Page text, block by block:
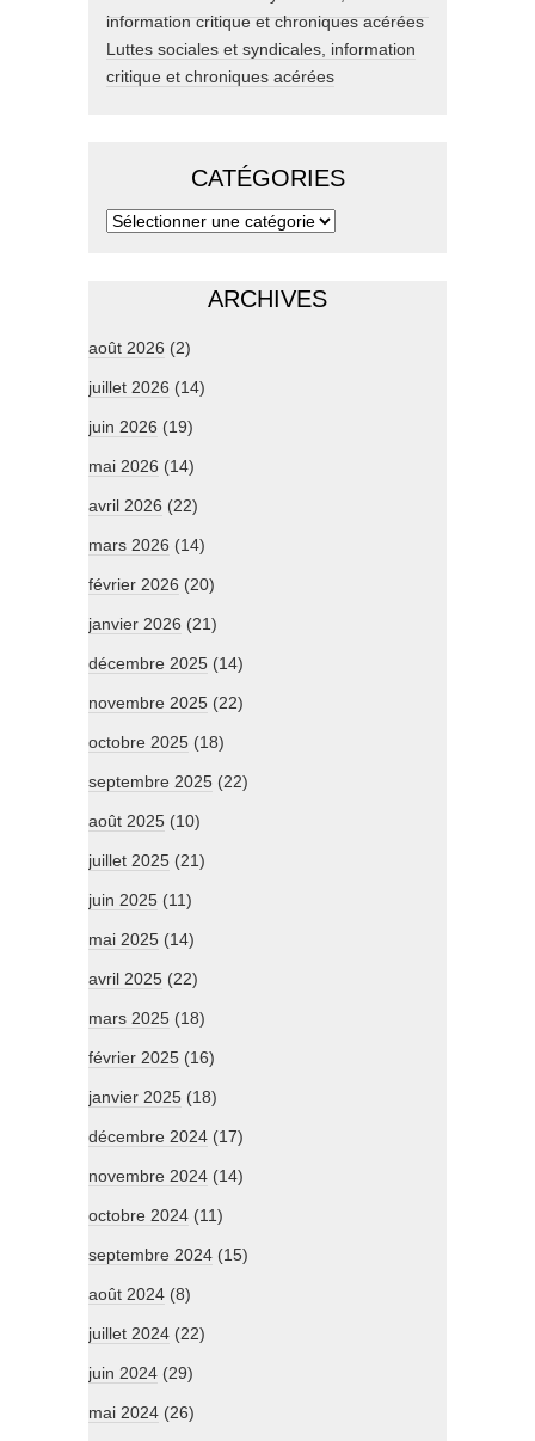
Luttes sociales et syndicales, information
critique et chroniques acérées
CATÉGORIES
ARCHIVES
août 2026 (2)
juillet 2026 (14)
juin 2026 (19)
mai 2026 (14)
avril 2026 (22)
mars 2026 (14)
février 2026 (20)
janvier 2026 (21)
décembre 2025 (14)
novembre 2025 (22)
octobre 2025 (18)
septembre 2025 (22)
août 2025 (10)
juillet 2025 (21)
juin 2025 (11)
mai 2025 (14)
avril 2025 (22)
mars 2025 (18)
février 2025 (16)
janvier 2025 (18)
décembre 2024 (17)
novembre 2024 (14)
octobre 2024 (11)
septembre 2024 (15)
août 2024 (8)
juillet 2024 (22)
juin 2024 (29)
mai 2024 (26)